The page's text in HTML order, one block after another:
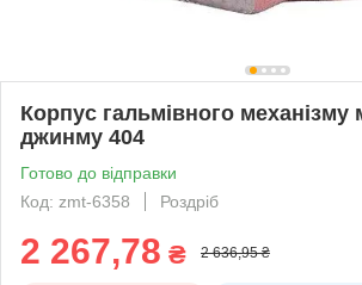
Корпус гальмівного механізму
джинму 404
Готово до відправки
Код: zmt-6358
Роздріб
2 267,78 ₴ 2 636,95 ₴